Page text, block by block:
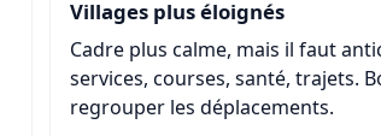
Villages plus éloignés
Cadre plus calme, mais il faut
services, courses, santé, trajets.
regrouper les déplacements.